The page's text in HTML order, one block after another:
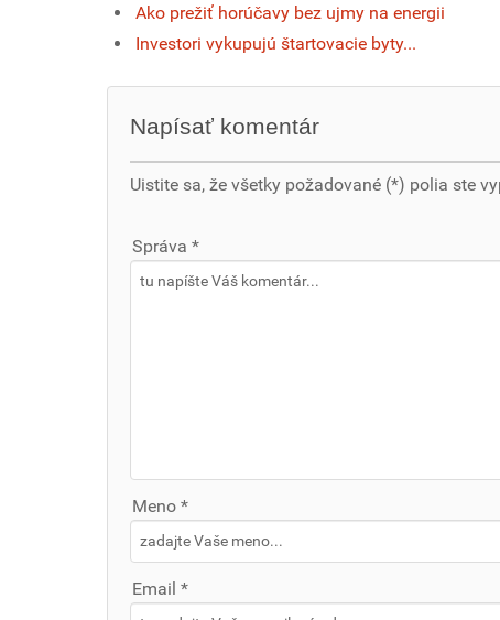
Ako prežiť horúčavy bez ujmy na energii
Investori vykupujú štartovacie byty...
Napísať komentár
Uistite sa, že všetky požadované (*) polia ste
Správa *
Meno *
Email *